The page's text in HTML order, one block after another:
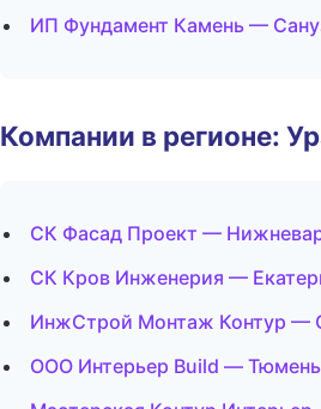
ИП Фундамент Камень —
Компании в регионе:
СК Фасад Проект —
СК Кров Инженерия —
ИнжСтрой Монтаж Контур —
ООО Интерьер Build — Тюмень